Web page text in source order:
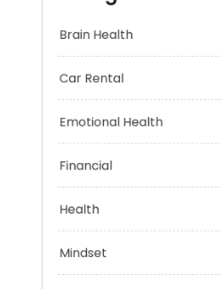
Categories
Brain Health
Car Rental
Financial
Health